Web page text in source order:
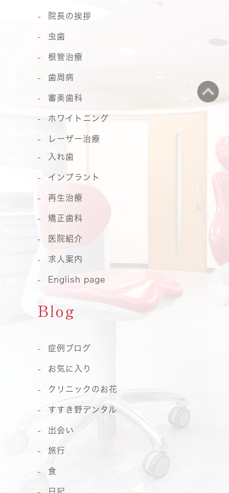
院長の挨拶
虫歯
根管治療
歯周病
審美歯科
ホワイトニング
レーザー治療
入れ歯
インプラント
再生治療
矯正歯科
医院紹介
求人案内
English page
Blog
症例ブログ
お気に入り
クリニックのお花
すすき野デンタル
出会い
旅行
食